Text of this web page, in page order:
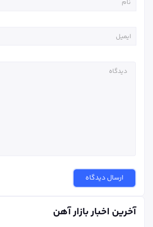
ارسال دیدگاه
آخرین اخبار بازار آهن